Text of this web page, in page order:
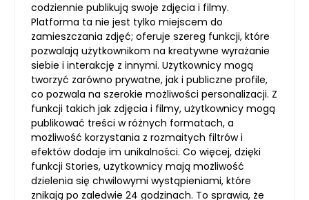
codziennie publikują swoje zdjęcia i filmy.
Platforma ta nie jest tylko miejscem do
zamieszczania zdjęć; oferuje szereg funkcji, które
pozwalają użytkownikom na kreatywne wyrażanie
siebie i interakcję z innymi. Użytkownicy mogą
tworzyć zarówno prywatne, jak i publiczne profile,
co pozwala na szerokie możliwości personalizacji. Z
funkcji takich jak zdjęcia i filmy, użytkownicy mogą
publikować treści w różnych formatach, a
możliwość korzystania z rozmaitych filtrów i
efektów dodaje im unikalności. Co więcej, dzięki
funkcji Stories, użytkownicy mają możliwość
dzielenia się chwilowymi wystąpieniami, które
znikają po zaledwie 24 godzinach. To sprawia, że